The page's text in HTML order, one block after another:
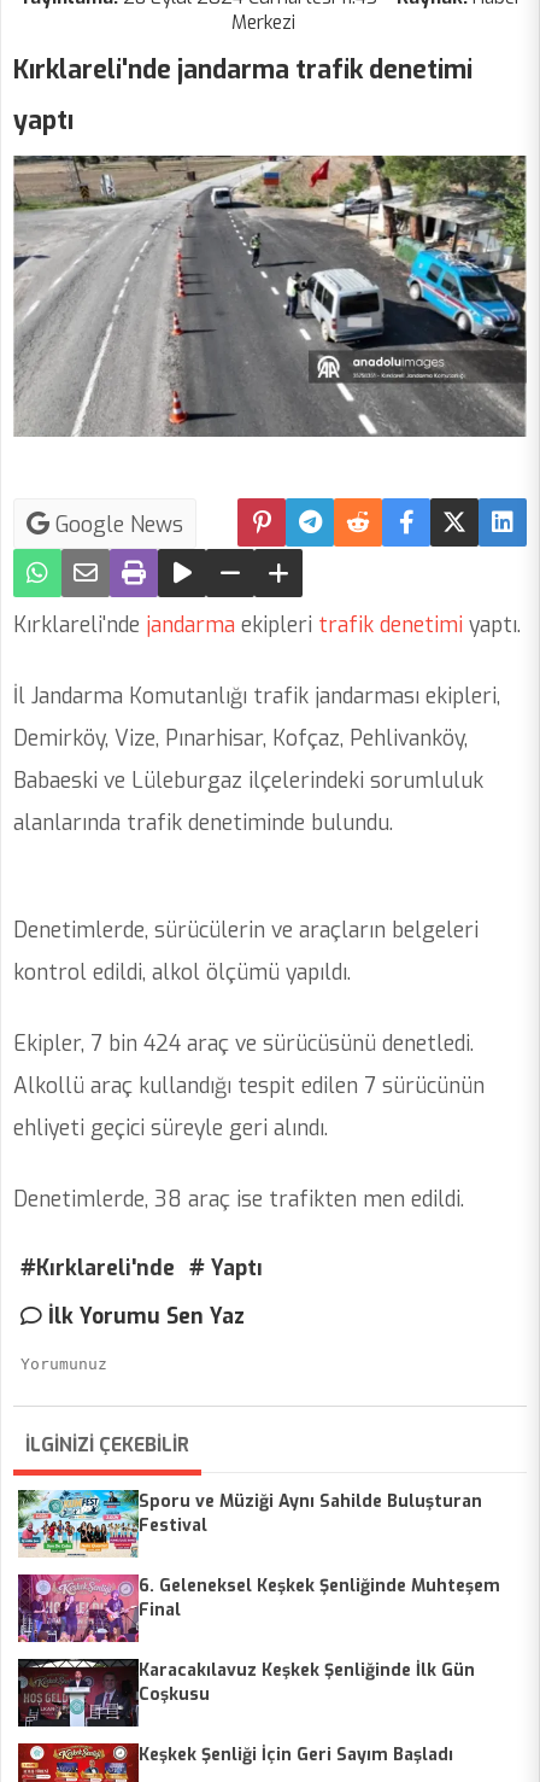
Merkezi
Kırklareli'nde jandarma trafik denetimi
yaptı
Google News
Kırklareli'nde jandarma ekipleri trafik denetimi yaptı.
İl Jandarma Komutanlığı trafik jandarması ekipleri,
Demirköy, Vize, Pınarhisar, Kofçaz, Pehlivanköy,
Babaeski ve Lüleburgaz ilçelerindeki sorumluluk
alanlarında trafik denetiminde bulundu.
Denetimlerde, sürücülerin ve araçların belgeleri
kontrol edildi, alkol ölçümü yapıldı.
Ekipler, 7 bin 424 araç ve sürücüsünü denetledi.
Alkollü araç kullandığı tespit edilen 7 sürücünün
ehliyeti geçici süreyle geri alındı.
Denetimlerde, 38 araç ise trafikten men edildi.
#Kırklareli'nde # Yaptı
İlk Yorumu Sen Yaz
İLGİNİZİ ÇEKEBİLİR
Sporu ve Müziği Aynı Sahilde Buluşturan
Festival
6. Geleneksel Keşkek Şenliğinde Muhteşem
Final
Karacakılavuz Keşkek Şenliğinde İlk Gün
Coşkusu
Keşkek Şenliği İçin Geri Sayım Başladı